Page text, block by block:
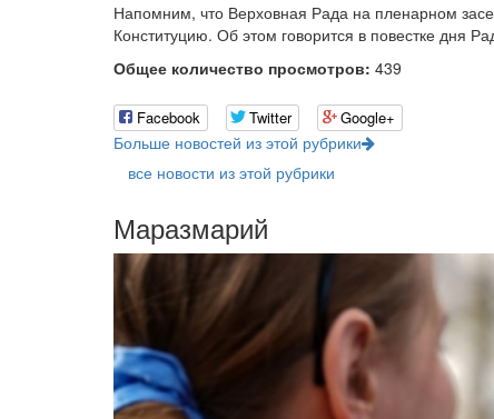
Напомним, что Верховная Рада на пленарном
Конституцию. Об этом говорится в повестке дня
Общее количество просмотров: 439
Facebook Twitter Google+
Больше новостей из этой рубрики
все новости из этой рубрики
Маразмарий